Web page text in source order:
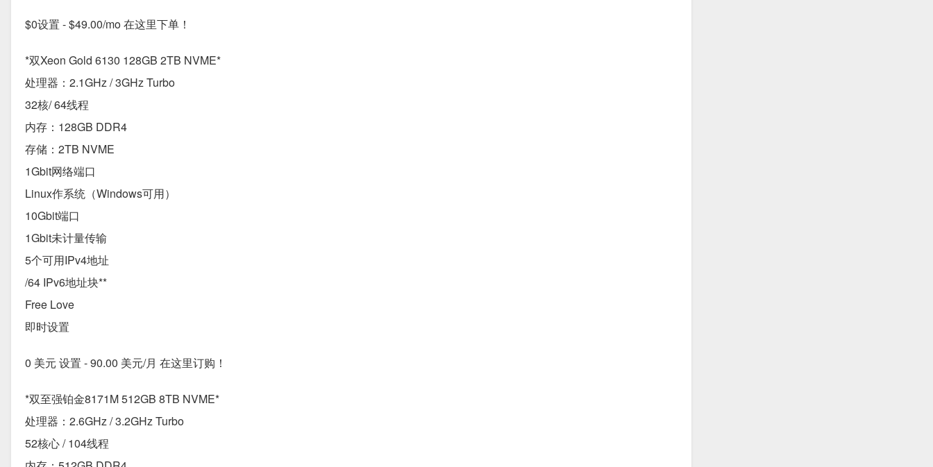
$0设置 - $49.00/mo 在这里下单！
*双Xeon Gold 6130 128GB 2TB NVME*
处理器：2.1GHz / 3GHz Turbo
32核/ 64线程
内存：128GB DDR4
存储：2TB NVME
1Gbit网络端口
Linux作系统（Windows可用）
10Gbit端口
1Gbit未计量传输
5个可用IPv4地址
/64 IPv6地址块**
Free Love
即时设置
0 美元 设置 - 90.00 美元/月 在这里订购！
*双至强铂金8171M 512GB 8TB NVME*
处理器：2.6GHz / 3.2GHz Turbo
52核心 / 104线程